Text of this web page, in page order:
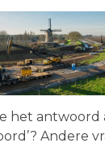
het
Andere